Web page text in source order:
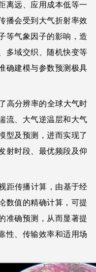
离远、应用成本低等一
播会受到大气折射率效
等气象因子的影响，造
多域交织、随机快变等
确建模与参数预测极具
分辨率的全球大气时
流、大气逆温层和大气
型及预测，进而实现了
射时段、最优频段及仰
传播计算，由基于经
数值的精确计算，可提
准确预测，从而显著提
性、传输效率和适用场